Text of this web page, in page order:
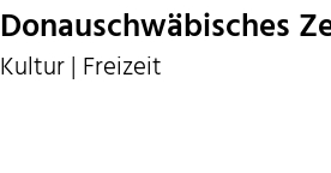
Donauschwäbisches
Kultur | Freizeit